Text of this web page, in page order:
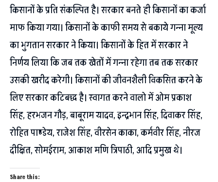
किसानों के प्रति संकल्पित है। सरकार बनते ही किसानों का कर्जा
माफ किया गया। किसानों के काफी समय से बकाये गन्ना मूल्य
का भुगतान सरकार ने किया। किसानों के हित में सरकार ने
निर्णय लिया कि जब तक खेतों में गन्ना रहेगा तब तक सरकार
उसकी खरीद करेगी। किसानों की जीवनशैली विकसित करने के
लिए सरकार कटिबद्ध है। स्वागत करने वालो में ओम प्रकाश
सिंह, हरभजन गौड़, बाबूराम यादव, इन्द्रभान सिंह, दिवाकर सिंह,
रोहित पाण्डेय, राजेश सिंह, वीरसेन काका, कर्मवीर सिंह, नीरज
दीक्षित, सोमईराम, आकाश मणि त्रिपाठी, आदि प्रमुख थे।
Share this: